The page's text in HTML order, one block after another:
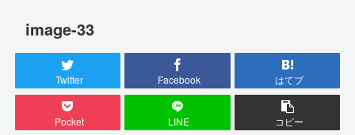
image-33
Twitter Facebook はてブ
Pocket LINE コピー